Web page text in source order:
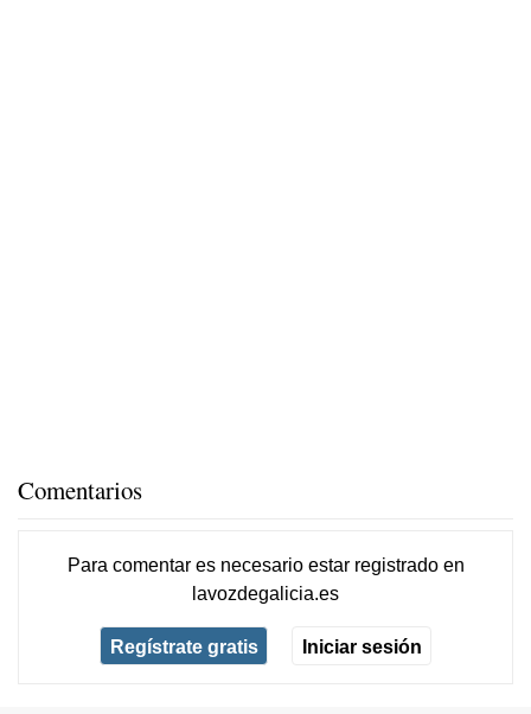
Comentarios
Para comentar es necesario estar registradoen
lavozdegalicia.es
Regístrate gratis Iniciar sesión